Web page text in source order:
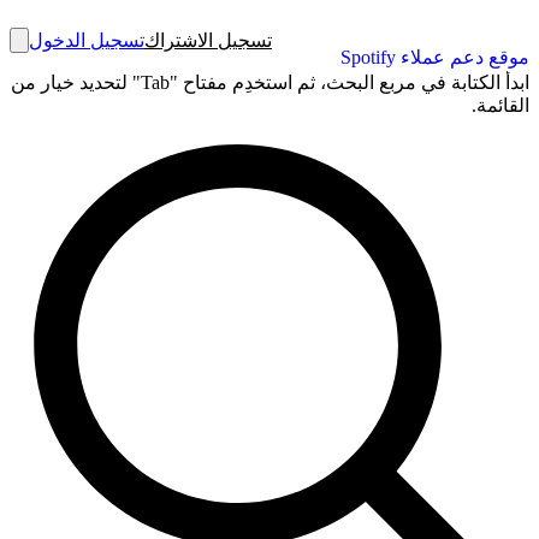
موقع دعم عملاء Spotify
تسجيل الاشتراكتسجيل الدخول
ابدأ الكتابة في مربع البحث، ثم استخدِم مفتاح "Tab" لتحديد خيار من
القائمة.